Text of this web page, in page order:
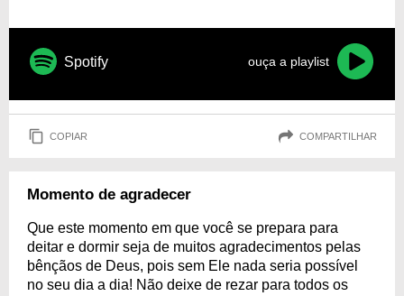
Spotify ouça a playlist
COPIAR COMPARTILHAR
Momento de agradecer
Que este momento em que você se prepara para
deitar e dormir seja de muitos agradecimentos pelas
bênçãos de Deus, pois sem Ele nada seria possível
no seu dia a dia! Não deixe de rezar para todos os